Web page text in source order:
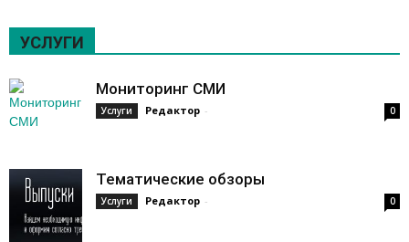
УСЛУГИ
Мониторинг СМИ
Услуги Редактор - 0
Тематические обзоры
Услуги Редактор - 0